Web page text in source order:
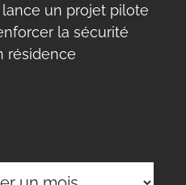
un projet pilote
la sécurité
résidence